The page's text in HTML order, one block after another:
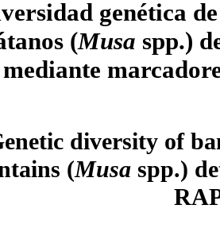
genética
(Musa spp.)
mediante
diversity of
(Musa spp.)